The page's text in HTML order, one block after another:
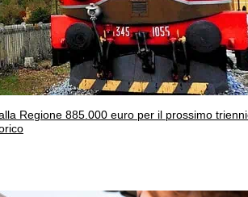
Regione 885.000 euro per il prossimo